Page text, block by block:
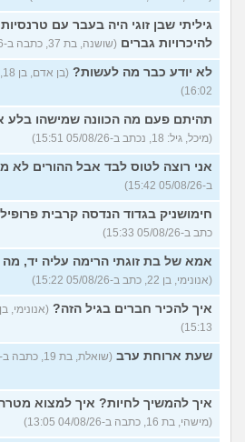
עכשיו?
מס שאלות לסטודנטים ובוגרים
של המכללה האקדמית וינגייט
(מתלבט לגבי תואר, בן 28)
לימודים מסלול בוקר או ערב?
(אנונימית, בת 27)
אילו יחידות טכנולוגיות יש?
(אנונימי, בן 17)
החיים בתור סטודנט לרפואה
(אנונימי, בן 20)
הנדסת בניין באריאל או סמי
שמעון? (יותם, בן 23)
אני מרגישה ממש תקועה, איך
עוד שאלות חדשות
גיליתי שבן זוגי היה בעבר עם טרנסיות
להיכרויות גברים (שושנה, בת 37, כתבה ב-05/08/26 16:13)
לא יודע כבר מה לעשות?
16:02)
תהיתם פעם מה הכוונה שמישהו בלע
(מיכל, גיל: 18, נכתב ב-05/08/26 15:51)
אני רוצה לטוס לבד אבל ההורים לא
ב-05/08/26 15:42)
חימושניק בגדוד הנדסה קרבית פרופיל 72?
כתב ב-05/08/26 15:33)
אמא של בת זוגתי הרימה עליה יד,
(אנונימי, בן 22, כתב ב-05/08/26 15:22)
איך להכיר חברים בגיל הזה?
15:13)
שעת ארוחת ערב (שואלת, בת 19, כתבה ב-04/08/26 13:14)
איך להמשיך לחיות? איך למצוא
(מישהי, בת 16, כתבה ב-04/08/26 13:05)